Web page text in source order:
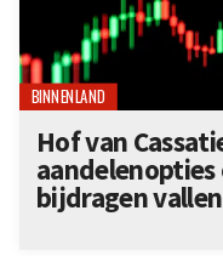
BINNENLAND
Hof van
aandelenopties
bijdragen vallen